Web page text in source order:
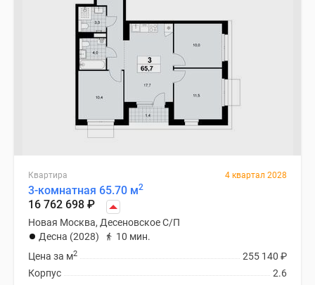
Квартира 4 квартал 2028
3-комнатная 65.70 м2
16 762 698 ₽
Новая Москва, Десеновское С/П
Десна (2028)
10 мин.
255 140 ₽
Цена за м2
2.6
Корпус